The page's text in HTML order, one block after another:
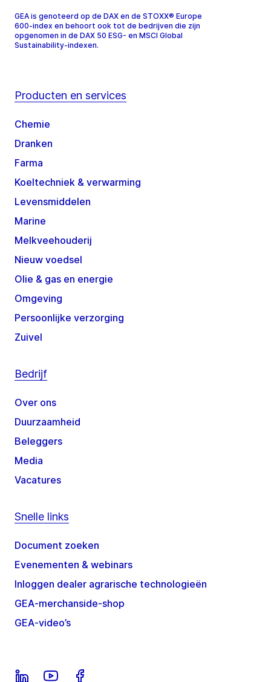
GEA is genoteerd op de DAX en de STOXX® Europe
600-index en behoort ook tot de bedrijven die zijn
opgenomen in de DAX 50 ESG- en MSCI Global
Sustainability-indexen.
Producten en services
Chemie
Dranken
Farma
Koeltechniek & verwarming
Levensmiddelen
Marine
Melkveehouderij
Nieuw voedsel
Olie & gas en energie
Omgeving
Persoonlijke verzorging
Zuivel
Bedrijf
Over ons
Duurzaamheid
Beleggers
Media
Vacatures
Snelle links
Document zoeken
Evenementen & webinars
Inloggen dealer agrarische technologieën
GEA-merchanside-shop
GEA-video’s